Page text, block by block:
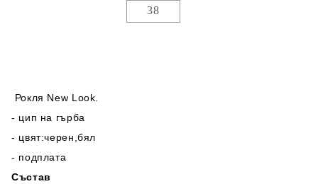
Рокля New Look.
- цип на гърба
- цвят:черен,бял
- подплата
Състав
38